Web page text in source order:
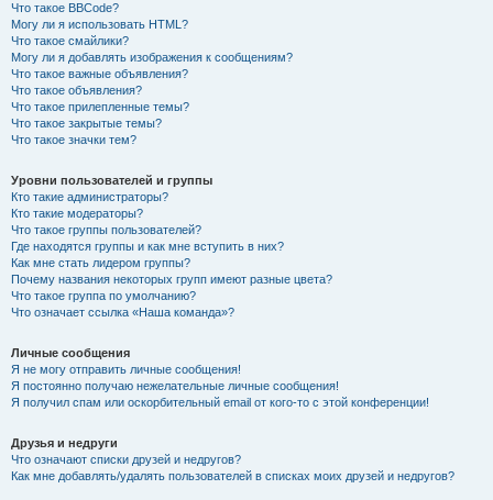
Что такое BBCode?
Могу ли я использовать HTML?
Что такое смайлики?
Могу ли я добавлять изображения к сообщениям?
Что такое важные объявления?
Что такое объявления?
Что такое прилепленные темы?
Что такое закрытые темы?
Что такое значки тем?
Уровни пользователей и группы
Кто такие администраторы?
Кто такие модераторы?
Что такое группы пользователей?
Где находятся группы и как мне вступить в них?
Как мне стать лидером группы?
Почему названия некоторых групп имеют разные цвета?
Что такое группа по умолчанию?
Что означает ссылка «Наша команда»?
Личные сообщения
Я не могу отправить личные сообщения!
Я постоянно получаю нежелательные личные сообщения!
Я получил спам или оскорбительный email от кого-то с этой конференции!
Друзья и недруги
Что означают списки друзей и недругов?
Как мне добавлять/удалять пользователей в списках моих друзей и недругов?